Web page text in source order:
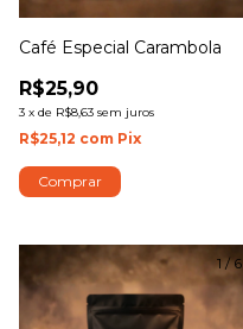
Café Especial Carambola
R$25,90
3 x de R$8,63 sem juros
R$25,12 com Pix
Comprar
1/6